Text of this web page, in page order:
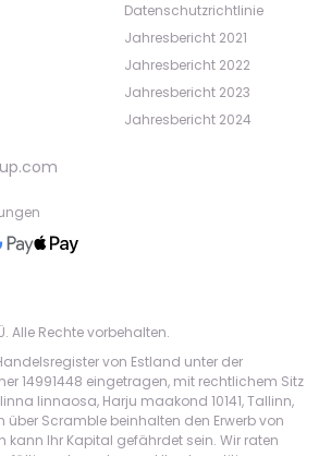
Datenschutzrichtlinie
Jahresbericht 2021
Jahresbericht 2022
Jahresbericht 2023
Jahresbericht 2024
Alle Rechte vorbehalten.
von Estland unter der
14991448 eingetragen, mit rechtlichem Sitz
linnaosa, Harju maakond 10141, Tallinn,
über Scramble beinhalten den Erwerb von
kann Ihr Kapital gefährdet sein. Wir raten